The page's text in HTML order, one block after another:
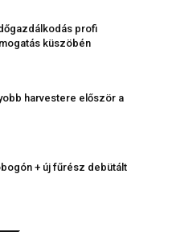
profi
küszöbén
harvestere először a
+ új fűrész debütált